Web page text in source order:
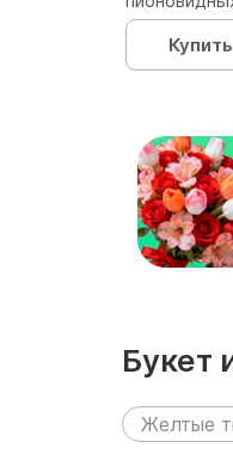
Купить
Букет
Желтые